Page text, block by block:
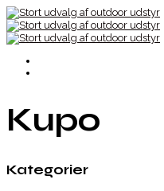
Kupo
Kategorier